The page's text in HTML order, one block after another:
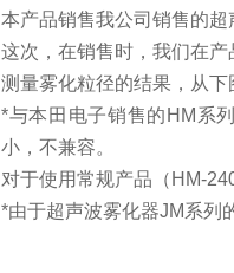
本产品销售我公司销售的超
这次，在销售时，我们在产
测量雾化粒径的结果，从
*与本田电子销售的HM系
小，不兼容。
对于使用常规产品（HM-
*由于超声波雾化器JM系列